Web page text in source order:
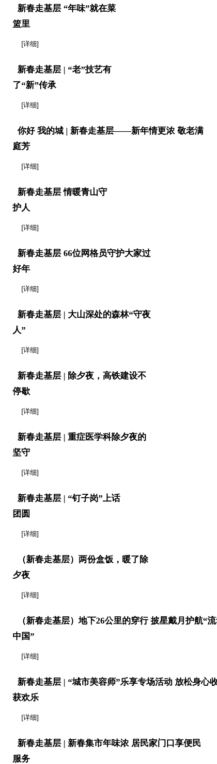
新春走基层 “年味”就在菜
篮里
[详细]
新春走基层 | “老”技艺有
了“新”传承
[详细]
你好 我的城 | 新春走基层——新年情更浓 敬老满
庭芳
[详细]
新春走基层 情暖青山守
护人
[详细]
新春走基层 66位网格员守护大家过
好年
[详细]
新春走基层 | 大山深处的森林“守夜
人”
[详细]
新春走基层 | 除夕夜，高铁建设不
停歇
[详细]
新春走基层 | 重症医学科除夕夜的
坚守
[详细]
新春走基层 | “钉子岗”上话
团圆
[详细]
（新春走基层）两份盒饭，暖了除
夕夜
[详细]
（新春走基层）地下26公里的穿行 披星戴月护航“
中国”
[详细]
新春走基层 | “城市美容师”乐享专场活动 放松身心
获欢乐
[详细]
新春走基层 | 新春集市年味浓 居民家门口享便民
服务